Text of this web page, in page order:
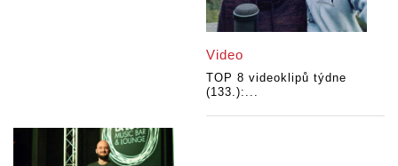
Video
TOP 8 videoklipů týdne
(133.):...